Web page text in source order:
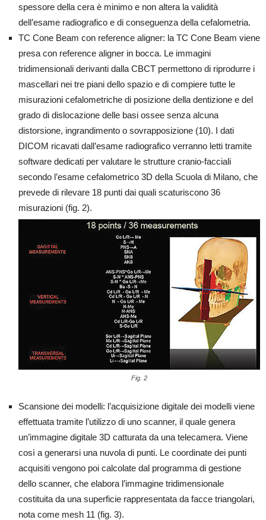
spessore della cera è minimo e non altera la validità
dell’esame radiografico e di conseguenza della cefalometria.
TC Cone Beam con reference aligner: la TC Cone Beam viene
presa con reference aligner in bocca. Le immagini
tridimensionali derivanti dalla CBCT permettono di riprodurre i
mascellari nei tre piani dello spazio e di compiere tutte le
misurazioni cefalometriche di posizione della dentizione e del
grado di dislocazione delle basi ossee senza alcuna
distorsione, ingrandimento o sovrapposizione (10). I dati
DICOM ricavati dall’esame radiografico verranno letti tramite
software dedicati per valutare le strutture cranio-facciali
secondo l’esame cefalometrico 3D della Scuola di Milano, che
prevede di rilevare 18 punti dai quali scaturiscono 36
misurazioni (fig. 2).
Fig. 2
Scansione dei modelli: l’acquisizione digitale dei modelli viene
effettuata tramite l’utilizzo di uno scanner, il quale genera
un’immagine digitale 3D catturata da una telecamera. Viene
così a generarsi una nuvola di punti. Le coordinate dei punti
acquisiti vengono poi calcolate dal programma di gestione
dello scanner, che elabora l’immagine tridimensionale
costituita da una superficie rappresentata da facce triangolari,
nota come mesh 11 (fig. 3).